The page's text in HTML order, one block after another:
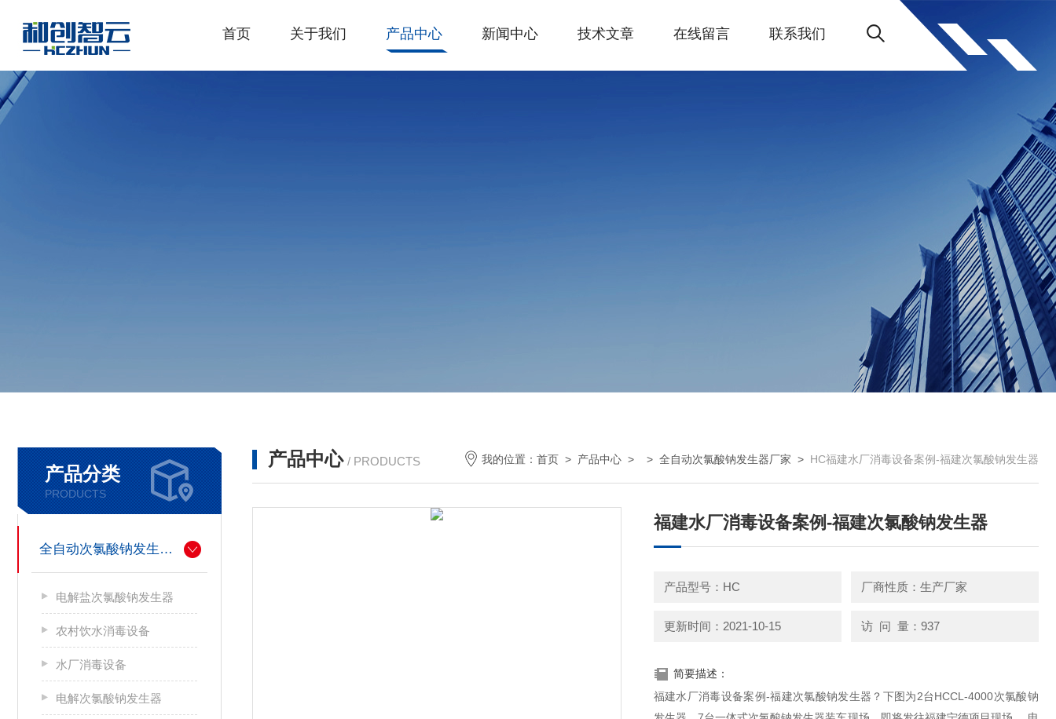
首页 关于我们 产品中心 新闻中心 技术文章 在线留言 联系我们
产品分类
PRODUCTS
全自动次氯酸钠发生器厂家
电解盐次氯酸钠发生器
农村饮水消毒设备
水厂消毒设备
电解次氯酸钠发生器
产品中心 / PRODUCTS 我的位置： 首页 > 产品中心 > > 全自动次氯酸钠发生器厂家 > HC福建水厂消毒设备案例-福建次氯酸钠发生器
福建水厂消毒设备案例-福建次氯酸钠发生器
产品型号：HC 厂商性质：生产厂家
更新时间：2021-10-15 访 问 量：937
简要描述：
福建水厂消毒设备案例-福建次氯酸钠发生器？下图为2台HCCL-4000次氯酸钠